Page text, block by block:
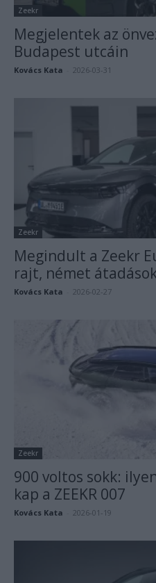
Zeekr
Megjelentek az
Budapest utcáin
Kovács Kata 2026-03-31
Zeekr
Megindult a Zeekr
rajt, német
Kovács Kata 2026-02-27
Zeekr
900 voltos sokk:
kap a ZEEKR 007
Kovács Kata 2026-01-19